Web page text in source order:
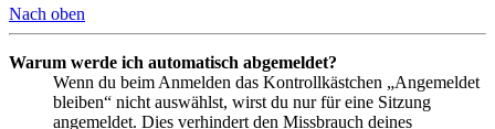
Nach oben
Warum werde ich automatisch abgemeldet?
Wenn du beim Anmelden das Kontrollkästchen „Angemeldet
bleiben“ nicht auswählst, wirst du nur für eine Sitzung
angemeldet. Dies verhindert den Missbrauch deines